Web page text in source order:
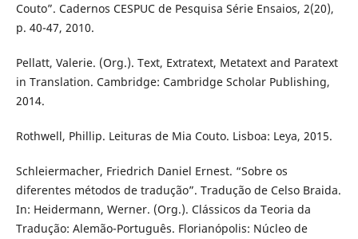
Couto”. Cadernos CESPUC de Pesquisa Série Ensaios, 2(20),
p. 40-47, 2010.
Pellatt, Valerie. (Org.). Text, Extratext, Metatext and Paratext
in Translation. Cambridge: Cambridge Scholar Publishing,
2014.
Rothwell, Phillip. Leituras de Mia Couto. Lisboa: Leya, 2015.
Schleiermacher, Friedrich Daniel Ernest. “Sobre os
diferentes métodos de tradução”. Tradução de Celso Braida.
In: Heidermann, Werner. (Org.). Clássicos da Teoria da
Tradução: Alemão-Português. Florianópolis: Núcleo de